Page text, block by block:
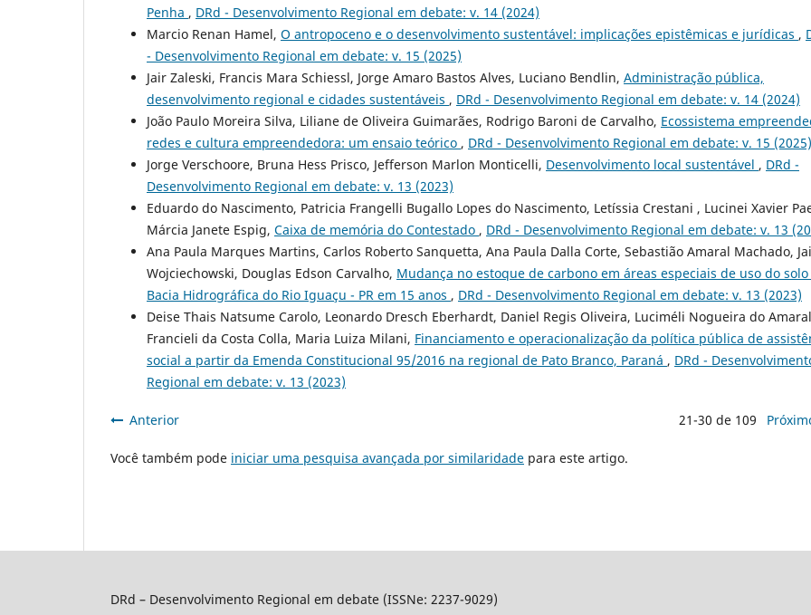
Penha , DRd - Desenvolvimento Regional em debate: v. 14 (2024)
Marcio Renan Hamel, O antropoceno e o desenvolvimento sustentável: implicações epistêmicas e jurídicas ,
- Desenvolvimento Regional em debate: v. 15 (2025)
Jair Zaleski, Francis Mara Schiessl, Jorge Amaro Bastos Alves, Luciano Bendlin, Administração pública,
desenvolvimento regional e cidades sustentáveis , DRd - Desenvolvimento Regional em debate: v. 14 (2024)
João Paulo Moreira Silva, Liliane de Oliveira Guimarães, Rodrigo Baroni de Carvalho, Ecossistema
redes e cultura empreendedora: um ensaio teórico , DRd - Desenvolvimento Regional em debate: v. 15 (2025)
Jorge Verschoore, Bruna Hess Prisco, Jefferson Marlon Monticelli, Desenvolvimento local sustentável , DRd -
Desenvolvimento Regional em debate: v. 13 (2023)
Eduardo do Nascimento, Patricia Frangelli Bugallo Lopes do Nascimento, Letíssia Crestani , Lucinei Xavier
Márcia Janete Espig, Caixa de memória do Contestado , DRd - Desenvolvimento Regional em debate: v. 13
Ana Paula Marques Martins, Carlos Roberto Sanquetta, Ana Paula Dalla Corte, Sebastião Amaral Machado,
Wojciechowski, Douglas Edson Carvalho, Mudança no estoque de carbono em áreas especiais de uso do solo
Bacia Hidrográfica do Rio Iguaçu - PR em 15 anos , DRd - Desenvolvimento Regional em debate: v. 13 (2023)
Deise Thais Natsume Carolo, Leonardo Dresch Eberhardt, Daniel Regis Oliveira, Luciméli Nogueira do
Francieli da Costa Colla, Maria Luiza Milani, Financiamento e operacionalização da política pública de
social a partir da Emenda Constitucional 95/2016 na regional de Pato Branco, Paraná , DRd -
Regional em debate: v. 13 (2023)
Anterior 21-30 de 109
Você também pode iniciar uma pesquisa avançada por similaridade para este artigo.
DRd – Desenvolvimento Regional em debate (ISSNe: 2237-9029)